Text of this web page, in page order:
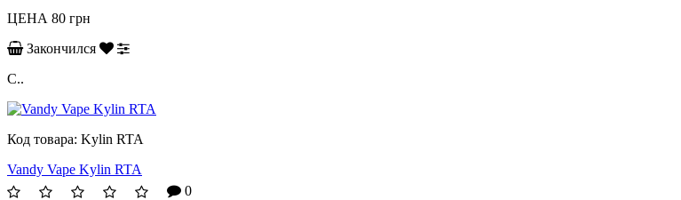
ЦЕНА 80 грн
Закончился
С..
Код товара: Kylin RTA
Vandy Vape Kylin RTA
0